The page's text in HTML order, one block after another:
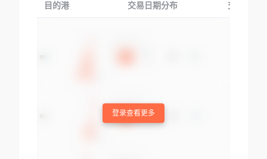
目的港 交易日期分布 交易产品
登录查看更多